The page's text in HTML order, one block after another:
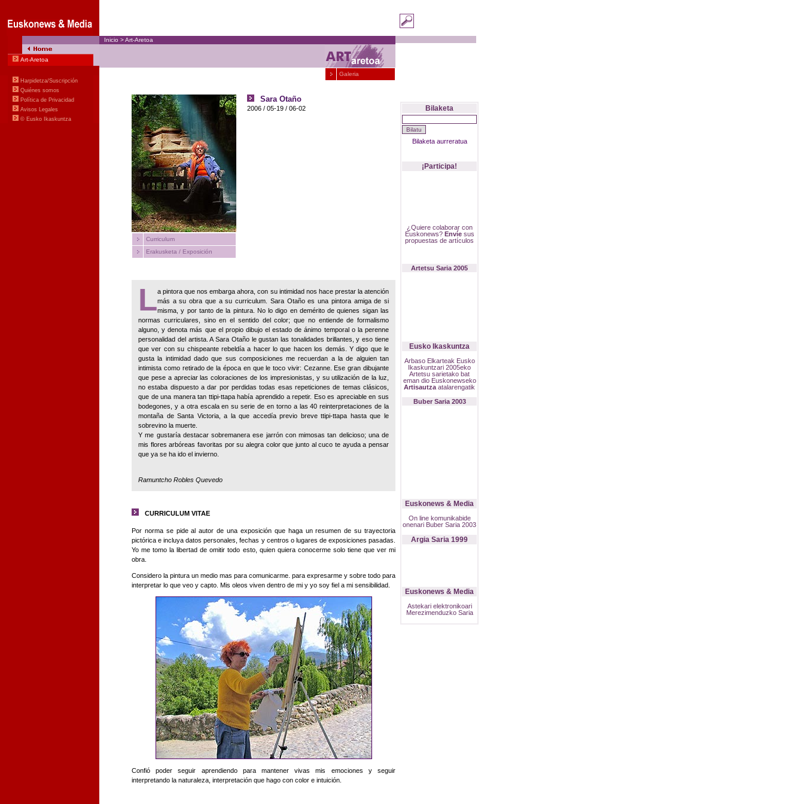
Sara Otaño
2006 / 05-19 / 06-02 Bilaketa
Bilaketa aurreratua
¡Participa!
¿Quiere colaborar con
Euskonews? Envíesus
propuestas de artículos
Artetsu Saria 2005
Eusko Ikaskuntza
Arbaso Elkarteak Eusko
Ikaskuntzari 2005eko
Artetsu sarietako bat
eman dio Euskonewseko
Artisautza atalarengatik
Buber Saria 2003
Euskonews & Media
On line komunikabide
onenari Buber Saria 2003
Argia Saria 1999
Euskonews & Media
Astekari elektronikoari
Merezimenduzko Saria
Art-Aretoa
Harpidetza/Suscripción
Quiénes somos
Política de Privacidad
Avisos Legales
© Eusko Ikaskuntza
Galeria
Inicio >Art-Aretoa
Curriculum
Erakusketa / Exposición
La pintora que nos embarga ahora, con su intimidad nos hace prestar la atención
más a su obra que a su curriculum. Sara Otaño es una pintora amiga de si
misma, y por tanto de la pintura. No lo digo en demérito de quienes sigan las
normas curriculares, sino en el sentido del color; que no entiende de formalismo
alguno, y denota más que el propio dibujo el estado de ánimo temporal o la perenne
personalidad del artista. A Sara Otaño le gustan las tonalidades brillantes, y eso tiene
que ver con su chispeante rebeldía a hacer lo que hacen los demás. Y digo que le
gusta la intimidad dado que sus composiciones me recuerdan a la de alguien tan
intimista como retirado de la época en que le toco vivir: Cezanne. Ese gran dibujante
que pese a apreciar las coloraciones de los impresionistas, y su utilización de la luz,
no estaba dispuesto a dar por perdidas todas esas repeticiones de temas clásicos,
que de una manera tan ttipi-ttapa había aprendido a repetir. Eso es apreciable en sus
bodegones, y a otra escala en su serie de en torno a las 40 reinterpretaciones de la
montaña de Santa Victoria, a la que accedía previo breve ttipi-ttapa hasta que le
sobrevino la muerte.
Y me gustaría destacar sobremanera ese jarrón con mimosas tan delicioso; una de
mis flores arbóreas favoritas por su alegra color que junto al cuco te ayuda a pensar
que ya se ha ido el invierno.
Ramuntcho Robles Quevedo
CURRICULUM VITAE
Por norma se pide al autor de una exposición que haga un resumen de su trayectoria
pictórica e incluya datos personales, fechas y centros o lugares de exposiciones pasadas.
Yo me tomo la libertad de omitir todo esto, quien quiera conocerme solo tiene que ver mi
obra.
Considero la pintura un medio mas para comunicarme. para expresarme y sobre todo para
interpretar lo que veo y capto. Mis oleos viven dentro de mi y yo soy fiel a mi sensibilidad.
Confió poder seguir aprendiendo para mantener vivas mis emociones y seguir
interpretando la naturaleza, interpretación que hago con color e intuición.